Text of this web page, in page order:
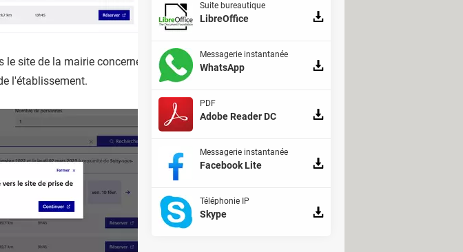
site de la mairie concernée apparait. Cliquez sur le bouton bleu
l'établissement.
Suite bureautique
LibreOffice
Messagerie instantanée
WhatsApp
PDF
Adobe Reader DC
Messagerie instantanée
Facebook Lite
Téléphonie IP
Skype